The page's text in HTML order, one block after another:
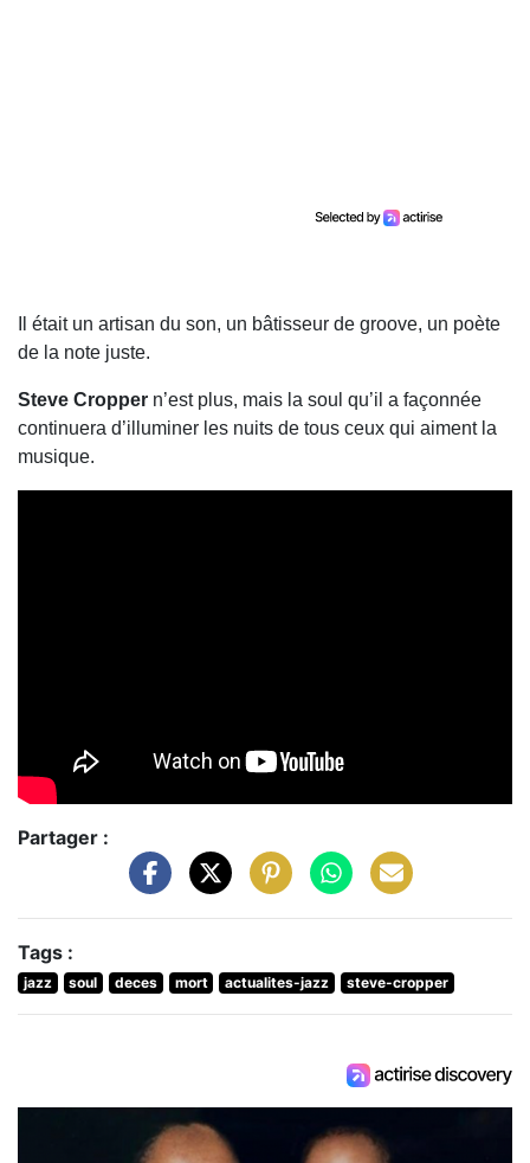
Il était un artisan du son, un bâtisseur de groove, un poète
de la note juste.
Steve Cropper n’est plus, mais la soul qu’il a façonnée
continuera d’illuminer les nuits de tous ceux qui aiment la
musique.
Partager :
Tags :
jazz soul deces mort actualites-jazz steve-cropper